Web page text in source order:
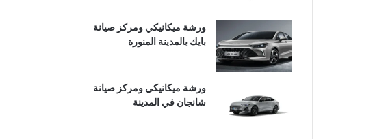
ورشة ميكانيكي ومركز صيانة
بايك بالمدينة المنورة
ورشة ميكانيكي ومركز صيانة
شانجان في المدينة